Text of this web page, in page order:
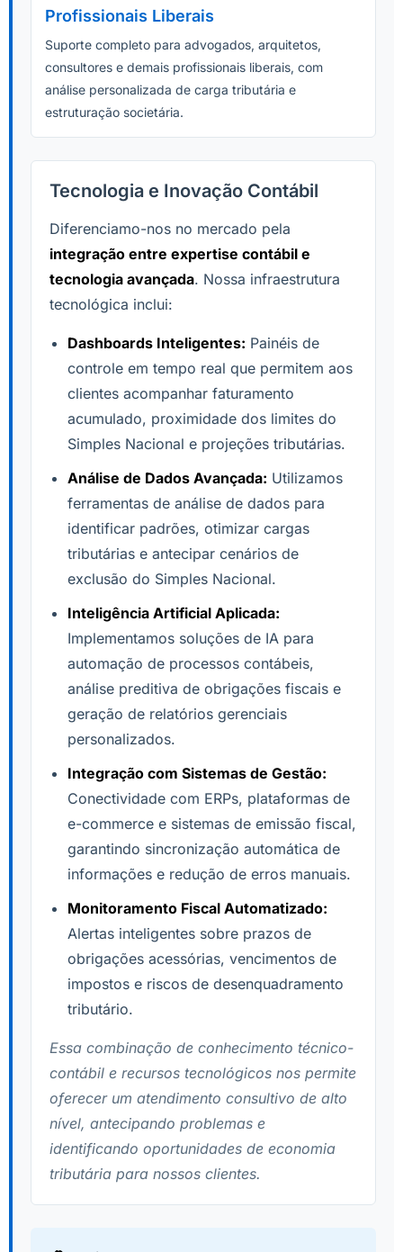
Profissionais Liberais
Suporte completo para advogados, arquitetos,
consultores e demais profissionais liberais, com
análise personalizada de carga tributária e
estruturação societária.
Tecnologia e Inovação Contábil
Diferenciamo-nos no mercado pela
integração entre expertise contábil e
tecnologia avançada. Nossa infraestrutura
tecnológica inclui:
Dashboards Inteligentes: Painéis de
controle em tempo real que permitem aos
clientes acompanhar faturamento
acumulado, proximidade dos limites do
Simples Nacional e projeções tributárias.
Análise de Dados Avançada: Utilizamos
ferramentas de análise de dados para
identificar padrões, otimizar cargas
tributárias e antecipar cenários de
exclusão do Simples Nacional.
Inteligência Artificial Aplicada:
Implementamos soluções de IA para
automação de processos contábeis,
análise preditiva de obrigações fiscais e
geração de relatórios gerenciais
personalizados.
Integração com Sistemas de Gestão:
Conectividade com ERPs, plataformas de
e-commerce e sistemas de emissão fiscal,
garantindo sincronização automática de
informações e redução de erros manuais.
Monitoramento Fiscal Automatizado:
Alertas inteligentes sobre prazos de
obrigações acessórias, vencimentos de
impostos e riscos de desenquadramento
tributário.
Essa combinação de conhecimento técnico-
contábil e recursos tecnológicos nos permite
oferecer um atendimento consultivo de alto
nível, antecipando problemas e
identificando oportunidades de economia
tributária para nossos clientes.